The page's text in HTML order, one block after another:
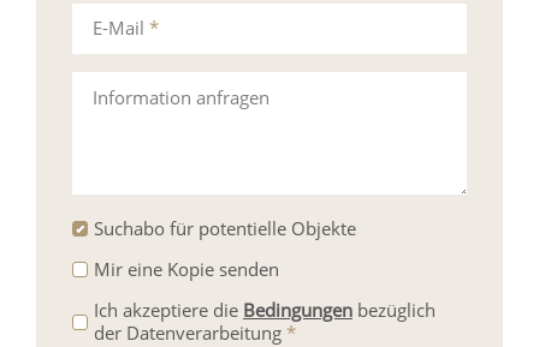
Information anfragen
E-Mail *
Suchabo für potentielle Objekte
Mir eine Kopie senden
Ich akzeptiere die Bedingungenbezüglich
der Datenverarbeitung *